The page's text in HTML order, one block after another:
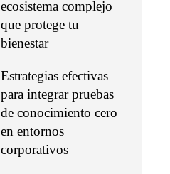
ecosistema complejo
que protege tu
bienestar
Estrategias efectivas
para integrar pruebas
de conocimiento cero
en entornos
corporativos